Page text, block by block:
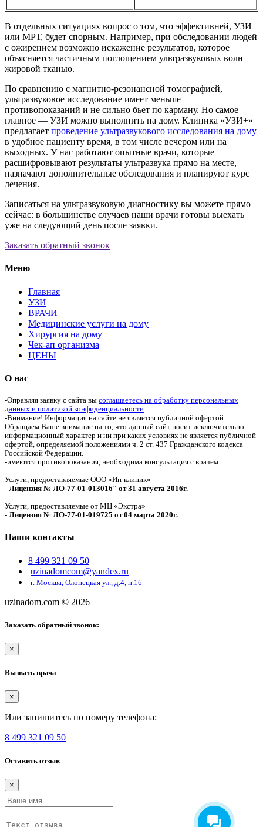
В отдельных ситуациях вопрос о том, что эффективней, УЗИ
или МРТ, будет спорным. Например, при обследовании людей
с ожирением возможно искажение результатов, которое
объясняется частичным поглощением ультразвуковых волн
жировой тканью.
По сравнению с магнитно-резонансной томографией,
ультразвуковое исследование имеет меньше
противопоказаний и не сильно бьет по карману. Но самое
главное — УЗИ можно выполнить на дому. Клиника «УЗИ+»
предлагает проведение ультразвукового исследования на дому
в удобное пациенту время, в том числе вечером или на
выходных. У нас работают опытные врачи, которые
расшифровывают результаты ультразвука прямо на месте,
назначают дополнительные обследования и планируют курс
лечения.
Записаться на ультразвуковую диагностику вы можете прямо
сейчас: в большинстве случаев наши врачи готовы выехать
уже на следующий день после заявки.
Заказать обратный звонок
Меню
Главная
УЗИ
ВРАЧИ
Медицинские услуги на дому
Хирургия на дому
Чек-ап организма
ЦЕНЫ
О нас
-Оправляя заявку с сайта вы соглашаетесь на обработку персональных
данных и политикой конфиденциальности
-Внимание! Информация на сайте не является публичной офертой.
Обращаем Ваше внимание на то, что данный сайт носит исключительно
информационный характер и ни при каких условиях не является публичной
офертой, определяемой положениями ч. 2 ст. 437 Гражданского кодекса
Российской Федерации.
-имеются противопоказания, необходима консультация с врачем
Услуги, предоставляемые ООО «Ин-клиник»
- Лицензия № ЛО-77-01-013016" от 31 августа 2016г.
Услуги, предоставляемые от МЦ «Экстра»
- Лицензия № ЛО-77-01-019725 от 04 марта 2020г.
Наши контакты
8 499 321 09 50
uzinadomcom@yandex.ru
г. Москва, Олонецкая ул., д.4, п.16
uzinadom.com © 2026
Заказать обратный звонок:
×
Вызвать врача
×
Или запишитесь по номеру телефона:
8 499 321 09 50
Оставить отзыв
×